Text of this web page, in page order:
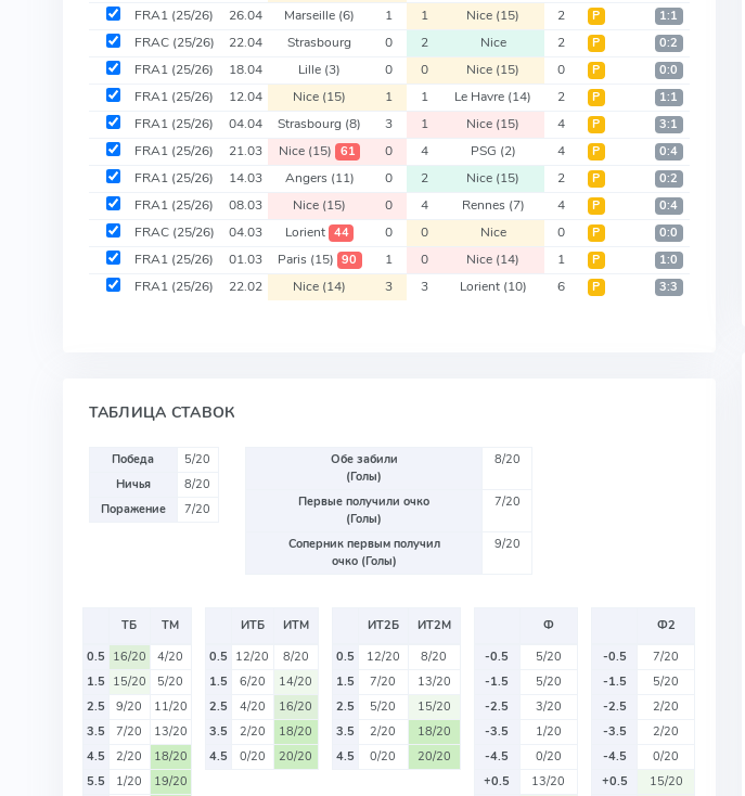
FRA1 (25/26) 26.04 Marseille (6) 1 1 Nice (15) 2 Р 1:1
FRAC (25/26) 22.04 Strasbourg 0 2 Nice 2 Р 0:2
FRA1 (25/26) 18.04 Lille (3) 0 0 Nice (15) 0 Р 0:0
FRA1 (25/26) 12.04 Nice (15) 1 1 Le Havre (14) 2 Р 1:1
FRA1 (25/26) 04.04 Strasbourg (8) 3 1 Nice (15) 4 Р 3:1
FRA1 (25/26) 21.03 Nice (15) 61 0 4 PSG (2) 4 Р 0:4
FRA1 (25/26) 14.03 Angers (11) 0 2 Nice (15) 2 Р 0:2
FRA1 (25/26) 08.03 Nice (15) 0 4 Rennes (7) 4 Р 0:4
FRAC (25/26) 04.03 Lorient 44 0 0 Nice 0 Р 0:0
FRA1 (25/26) 01.03 Paris (15) 90 1 0 Nice (14) 1 Р 1:0
FRA1 (25/26) 22.02 Nice (14) 3 3 Lorient (10) 6 Р 3:3
ТАБЛИЦА СТАВОК
Победа
5/20
Ничья
8/20
Поражение
7/20
Обе забили
(Голы)
8/20
Первые получили очко
(Голы)
7/20
Соперник первым получил
очко (Голы)
9/20
ТБ
ТМ
0.5 16/20
4/20
1.5 15/20
5/20
2.5
9/20
11/20
3.5
7/20
13/20
4.5
2/20
18/20
5.5
1/20
19/20
ИТБ
ИТМ
0.5 12/20
8/20
1.5
6/20
14/20
2.5
4/20
16/20
3.5
2/20
18/20
4.5
0/20 20/20
ИТ2Б
ИТ2М
0.5
12/20
8/20
1.5
7/20
13/20
2.5
5/20
15/20
3.5
2/20
18/20
4.5
0/20 20/20
Ф
-0.5
5/20
-1.5
5/20
-2.5
3/20
-3.5
1/20
-4.5
0/20
+0.5
13/20
Ф2
-0.5
7/20
-1.5
5/20
-2.5
2/20
-3.5
2/20
-4.5
0/20
+0.5
15/20